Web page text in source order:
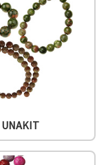
UNAKIT